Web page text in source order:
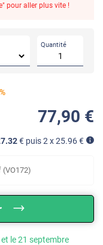
pour aller plus vite !
Quantité
%
77,90 €
€ puis 2 x25.96€
(VO172)
le 21 septembre